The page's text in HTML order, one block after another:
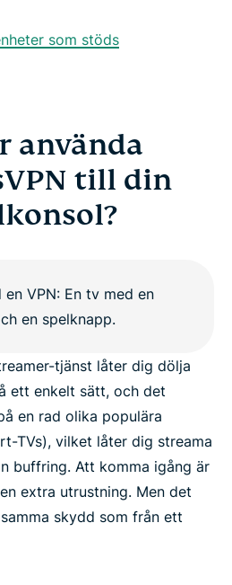
som stöds
använda
till din
tjänst låter dig dölja
ett enkelt sätt, och det
en rad olika populära
TVs), vilket låter dig streama
buffring. Att komma igång är
extra utrustning. Men det
skydd som från ett